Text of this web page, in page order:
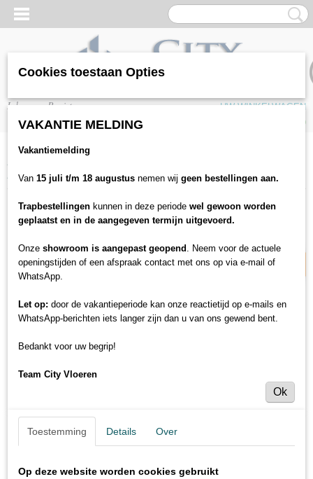
Inloggen Registreren
UW WINKELWAGEN
(0)
Home
5 zakken)
Puinzak Bas - geweven (1 pak bevat
Cookies toestaan Opties
VAKANTIE MELDING
Vakantiemelding
Van 15 juli t/m 18 augustus nemen wij geen bestellingen aan.
Trapbestellingen kunnen in deze periode wel gewoon worden
geplaatst en in de aangegeven termijn uitgevoerd.
Onze showroom is aangepast geopend . Neem voor de actuele
openingstijden of een afspraak contact met ons op via e-mail of
WhatsApp.
Let op: door de vakantieperiode kan onze reactietijd op e-mails en
WhatsApp-berichten iets langer zijn dan u van ons gewend bent.
Bedankt voor uw begrip!
Team City Vloeren
Ok
Toestemming Details Over
Op deze website worden cookies gebruikt